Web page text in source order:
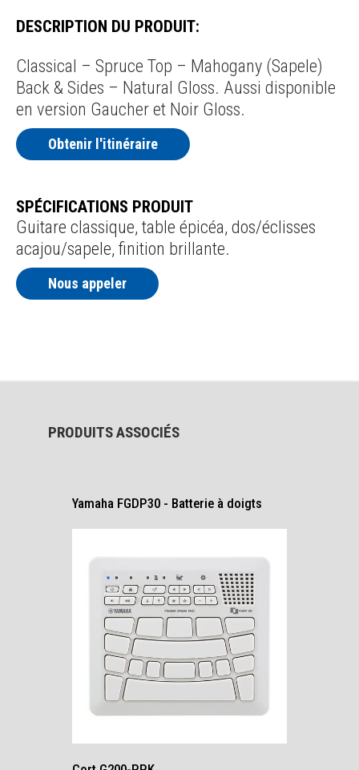
DESCRIPTION DU PRODUIT:
Classical – Spruce Top – Mahogany (Sapele)
Back & Sides – Natural Gloss. Aussi disponible
en version Gaucher et Noir Gloss.
Obtenir l'itinéraire
SPÉCIFICATIONS PRODUIT
Guitare classique, table épicéa, dos/éclisses
acajou/sapele, finition brillante.
Nous appeler
PRODUITS ASSOCIÉS
Yamaha FGDP30 - Batterie à doigts